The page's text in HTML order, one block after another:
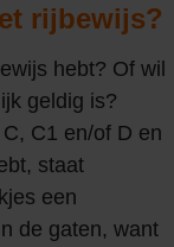
rijbewijs?
hebt? Of wil
geldig is?
C1 en/of D en
staat
een
de gaten, want